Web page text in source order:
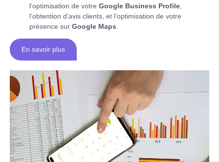
l’optimisation de votre Google Business Profile
l’obtention d’avis clients, et l’optimisation de votre
présence sur Google Maps
En savoir plus